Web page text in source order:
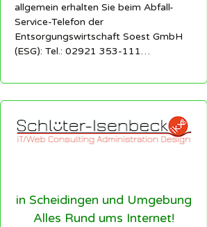
allgemein erhalten Sie beim Abfall-
Service-Telefon der
Entsorgungswirtschaft Soest GmbH
(ESG): Tel.: 02921 353-111…
in Scheidingen und Umgebung
Alles Rund ums Internet!